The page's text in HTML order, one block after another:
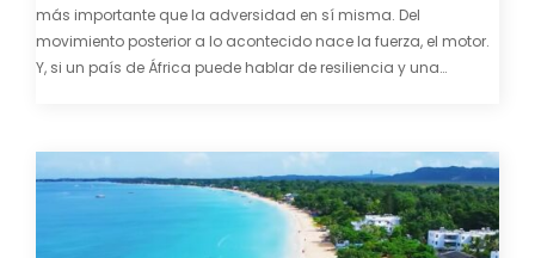
más importante que la adversidad en sí misma. Del
movimiento posterior a lo acontecido nace la fuerza, el motor.
Y, si un país de África puede hablar de resiliencia y una